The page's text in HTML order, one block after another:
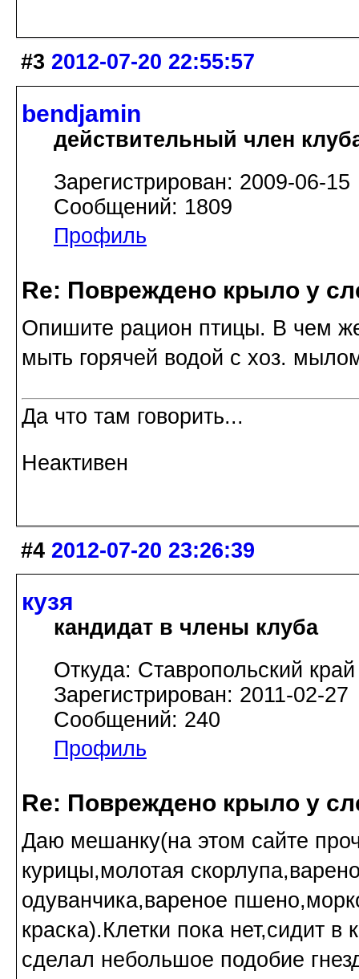
#3 2012-07-20 22:55:57
bendjamin
действительный член
Зарегистрирован: 2009-06-15
Сообщений: 1809
Профиль
Re: Повреждено крыло у
Опишите рацион птицы. В чем
мыть горячей водой с хоз.
Да что там говорить...
Неактивен
#4 2012-07-20 23:26:39
кузя
кандидат в члены клуба
Откуда: Ставропольский край
Зарегистрирован: 2011-02-27
Сообщений: 240
Профиль
Re: Повреждено крыло у
Даю мешанку(на этом сайте
курицы,молотая
одуванчика,вареное
краска).Клетки пока нет,сидит
сделал небольшое подобие